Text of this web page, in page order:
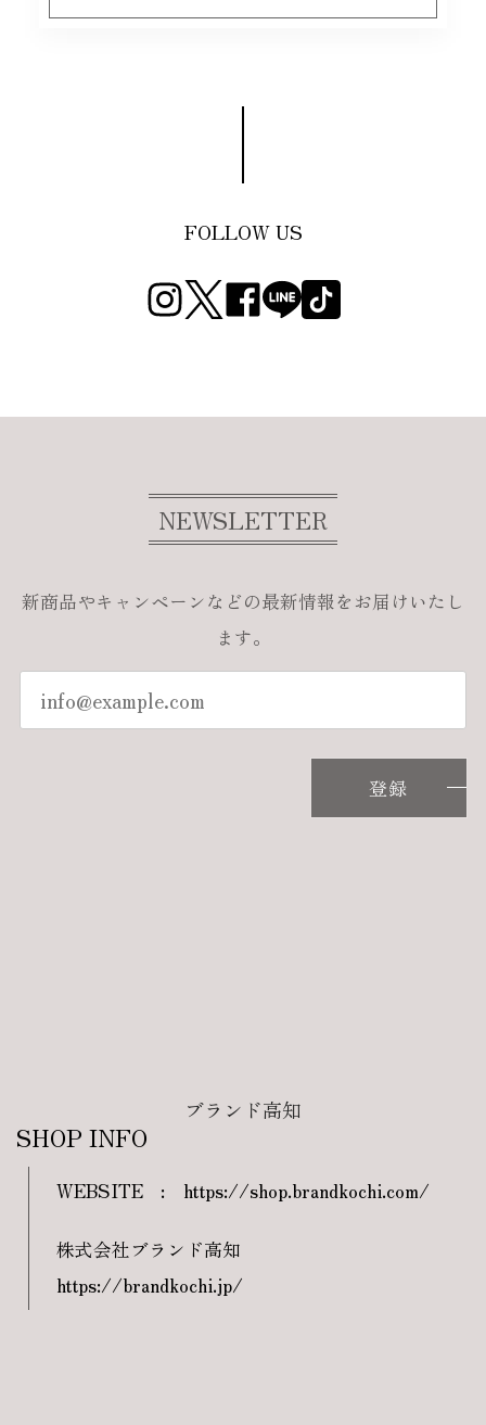
FOLLOW US
NEWSLETTER
新商品やキャンペーンなどの最新情報をお届けいたし
ます。
登録
ブランド高知
SHOP INFO
WEBSITE : https://shop.brandkochi.com/
株式会社ブランド高知
https://brandkochi.jp/